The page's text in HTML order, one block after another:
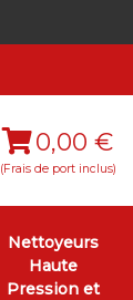
0,00 €
(Frais de port inclus)
Nettoyeurs
Haute
Pression et